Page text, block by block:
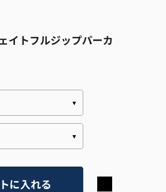
イトフルジップパーカ
に入れる